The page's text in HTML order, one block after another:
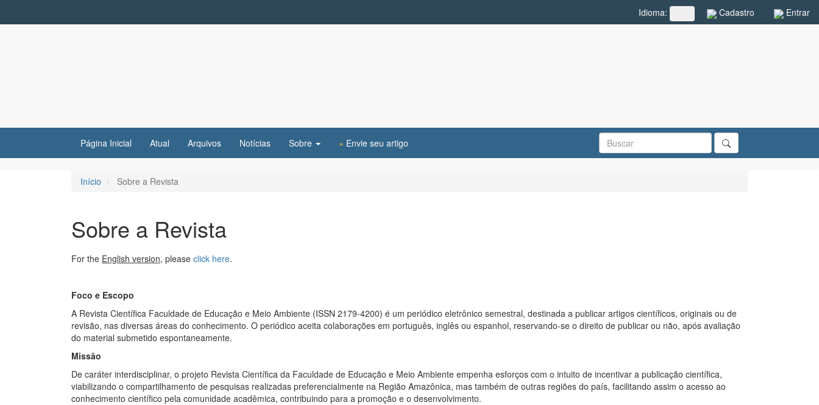
Cadastro Entrar
Idioma: ##plugins.themes.rcf.language.toggle##
Página Inicial Atual Arquivos Notícias Sobre » Envie seu artigo
Início Sobre a Revista
Sobre a Revista
For the English version, please click here.
Foco e Escopo
A Revista Científica Faculdade de Educação e Meio Ambiente (ISSN 2179-4200) é um periódico eletrônico semestral, destinada a publicar artigos científicos, originais ou de
revisão, nas diversas áreas do conhecimento. O periódico aceita colaborações em português, inglês ou espanhol, reservando-se o direito de publicar ou não, após avaliação
do material submetido espontaneamente.
Missão
De caráter interdisciplinar, o projeto Revista Científica da Faculdade de Educação e Meio Ambiente empenha esforços com o intuito de incentivar a publicação científica,
viabilizando o compartilhamento de pesquisas realizadas preferencialmente na Região Amazônica, mas também de outras regiões do país, facilitando assim o acesso ao
conhecimento científico pela comunidade acadêmica, contribuindo para a promoção e o desenvolvimento.